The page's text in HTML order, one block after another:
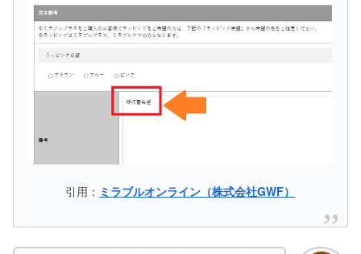
引用： ミラブルオンライン（株式会社GWF）